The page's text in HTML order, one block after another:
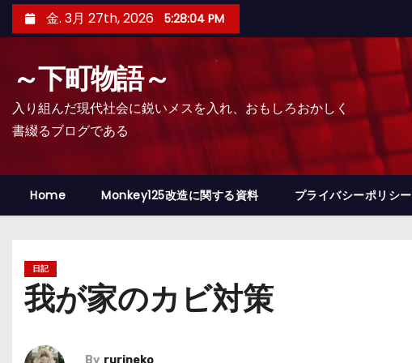
ン
プ
金. 3月 27th, 2026 5:28:05 PM
～下町物語～
入り組んだ現代社会に鋭いメスを入れ、おもしろおかしく
書綴るブログである
Home Monkey125改造に関する資料 プライバシーポリシー
日記
我が家のカビ対策
By rurineko